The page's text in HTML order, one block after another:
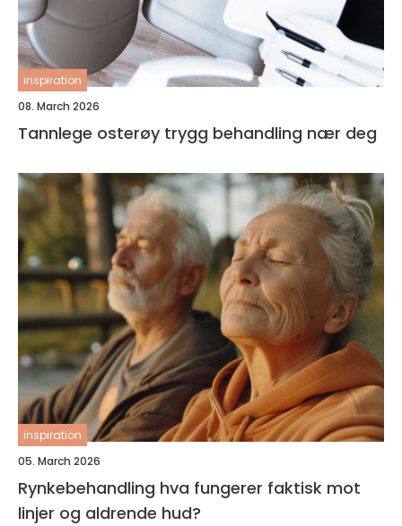
inspiration
08. March 2026
Tannlege osterøy trygg behandling nær deg
inspiration
05. March 2026
Rynkebehandling hva fungerer faktisk mot
linjer og aldrende hud?